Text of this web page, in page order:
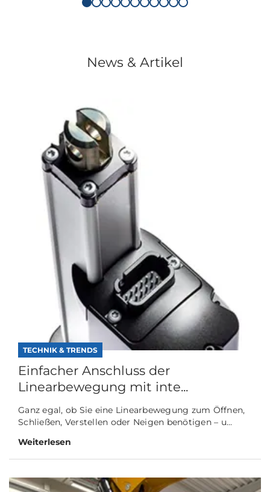
News & Artikel
TECHNIK & TRENDS
Einfacher Anschluss der
Linearbewegung mit inte...
Ganz egal, ob Sie eine Linearbewegung zum Öffnen,
Schließen, Verstellen oder Neigen benötigen – u...
Weiterlesen